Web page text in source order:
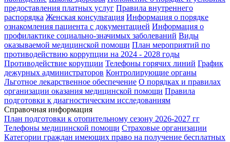
предоставления платных услуг Правила внутреннего
распорядка Женская консультация Информация о порядке
ознакомления пациента с документацией Информация о
профилактике социально-значимых заболеваний Виды
оказываемой медицинской помощи План мероприятий по
противодействию коррупции на 2024 - 2028 годы
Противодействие корупции Телефоны горячих линий График
дежурных администраторов Контролирующие органы
Льготное лекарственное обеспечение О порядках и правилах
организации оказания медицинской помощи Правила
подготовки к диагностическим исследованиям
Справочная информация
План подготовки к отопительному сезону 2026-2027 гг
Телефоны медицинской помощи Страховые организации
Категории граждан имеющих право на получение бесплатных